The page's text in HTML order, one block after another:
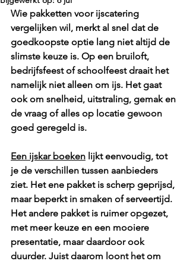
Wie pakketten voor ijscatering
vergelijken wil, merkt al snel dat de
goedkoopste optie lang niet altijd de
slimste keuze is. Op een bruiloft,
bedrijfsfeest of schoolfeest draait het
namelijk niet alleen om ijs. Het gaat
ook om snelheid, uitstraling, gemak en
de vraag of alles op locatie gewoon
goed geregeld is.
Een ijskar boeken lijkt eenvoudig, tot
je de verschillen tussen aanbieders
ziet. Het ene pakket is scherp geprijsd,
maar beperkt in smaken of serveertijd.
Het andere pakket is ruimer opgezet,
met meer keuze en een mooiere
presentatie, maar daardoor ook
duurder. Juist daarom loont het om